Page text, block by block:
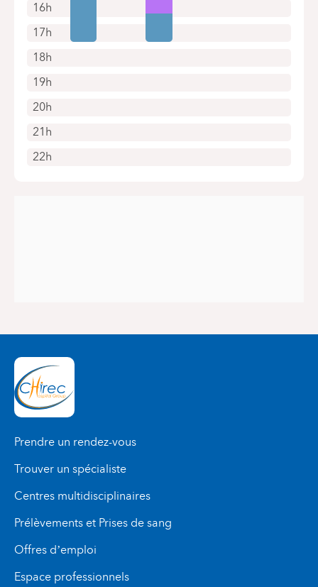
16h
17h
18h
19h
20h
21h
22h
Prendre un rendez-vous
Trouver un spécialiste
Centres multidisciplinaires
Prélèvements et Prises de sang
Offres d’emploi
Espace professionnels